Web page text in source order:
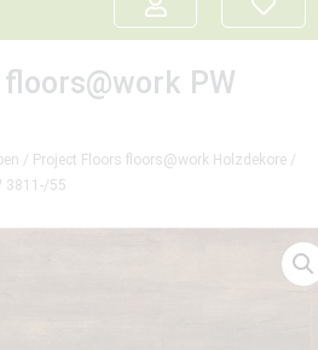
PW
/ Project Floors floors@work Holzdekore /
3811-/55